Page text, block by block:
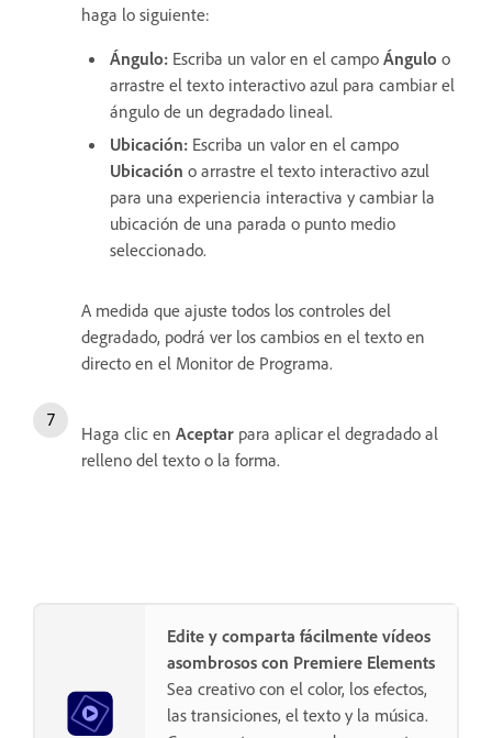
haga lo siguiente:
Ángulo: Escriba un valor en el campo Ángulo o
arrastre el texto interactivo azul para cambiar el
ángulo de un degradado lineal.
Ubicación: Escriba un valor en el campo
Ubicación o arrastre el texto interactivo azul
para una experiencia interactiva y cambiar la
ubicación de una parada o punto medio
seleccionado.
A medida que ajuste todos los controles del
degradado, podrá ver los cambios en el texto en
directo en el Monitor de Programa.
Haga clic en Aceptar para aplicar el degradado al
relleno del texto o la forma.
Edite y comparta fácilmente vídeos
asombrosos con Premiere Elements
Sea creativo con el color, los efectos,
las transiciones, el texto y la música.